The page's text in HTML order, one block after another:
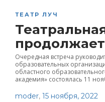
ТЕАТР ЛУЧ
Очередная встреча
образовательных
областного
академия» состоялась 11
moder, 15 ноября, 2022